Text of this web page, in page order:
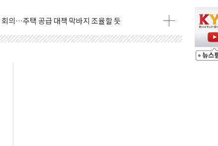
령 서명…출생시민권 제한 재시동
품 부족설 일축 "막대한 무기 보유"
조짐에 전월세시장 '긴장'
재매수·다운사이징 '저울질'
민석 후보 - 8월 7일